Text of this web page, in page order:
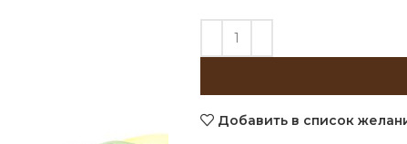
Добавить в список